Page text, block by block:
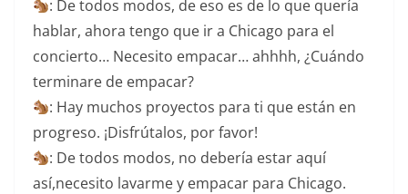
: De todos modos, de eso es de lo que quería
hablar, ahora tengo que ir a Chicago para el
concierto… Necesito empacar… ahhhh, ¿Cuándo
terminare de empacar?
: Hay muchos proyectos para ti que están en
progreso. ¡Disfrútalos, por favor!
: De todos modos, no debería estar aquí
así,necesito lavarme y empacar para Chicago.